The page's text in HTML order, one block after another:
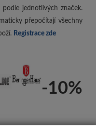
podle jednotlivých značek.
přepočítají všechny
Registrace zde
-10%